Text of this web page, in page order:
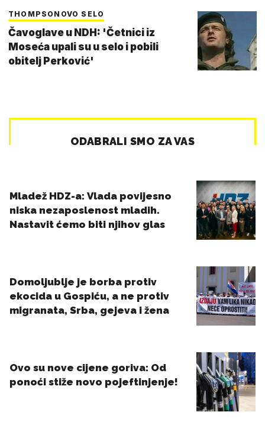
THOMPSONOVO SELO
Čavoglave u NDH: 'Četnici iz
Moseća upali su u selo i pobili
obitelj Perković'